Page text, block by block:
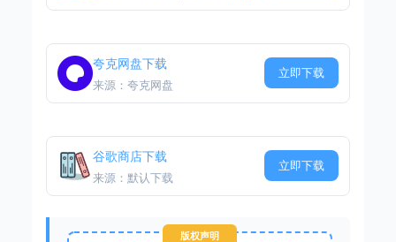
夸克网盘下载
来源：夸克网盘
立即下载
谷歌商店下载
来源：默认下载
立即下载
版权声明